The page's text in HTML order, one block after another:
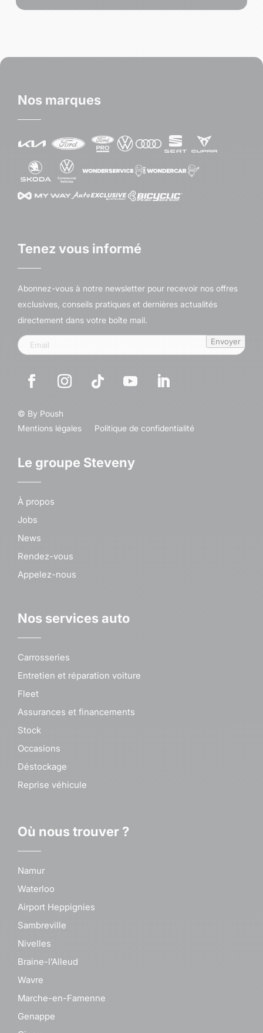
Nos marques
Tenez vous informé
Abonnez-vous à notre newsletter pour recevoir nos offres
exclusives, conseils pratiques et dernières actualités
directement dans votre boîte mail.
Envoyer
© By Poush
Mentions légales
Politique de confidentialité
Le groupe Steveny
À propos
Jobs
News
Rendez-vous
Appelez-nous
Nos services auto
Carrosseries
Entretien et réparation voiture
Fleet
Assurances et financements
Stock
Occasions
Déstockage
Reprise véhicule
Où nous trouver ?
Namur
Waterloo
Airport Heppignies
Sambreville
Nivelles
Braine-l’Alleud
Wavre
Marche-en-Famenne
Genappe